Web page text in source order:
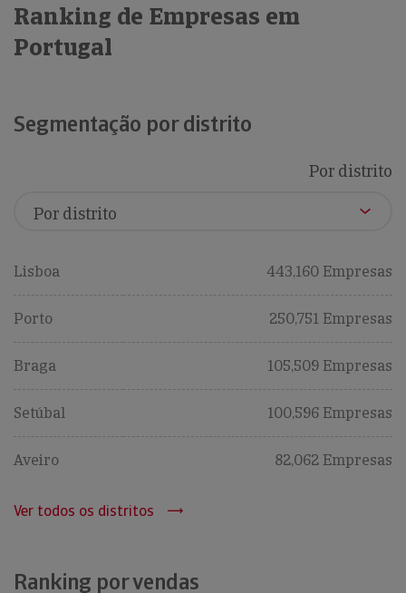
Ranking de Empresas em
Portugal
Segmentação por distrito
Por distrito
Lisboa 443,160 Empresas
Porto 250,751 Empresas
Braga 105,509 Empresas
Setúbal 100,596 Empresas
Aveiro 82,062 Empresas
Ver todos os distritos
Ranking por vendas